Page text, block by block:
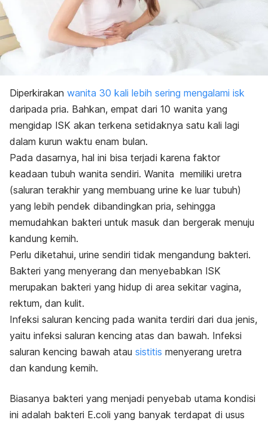
Diperkirakan wanita 30 kali lebih sering mengalami isk
daripada pria. Bahkan, empat dari 10 wanita yang
mengidap ISK akan terkena setidaknya satu kali lagi
dalam kurun waktu enam bulan.
Pada dasarnya, hal ini bisa terjadi karena faktor
keadaan tubuh wanita sendiri. Wanita memiliki uretra
(saluran terakhir yang membuang urine ke luar tubuh)
yang lebih pendek dibandingkan pria, sehingga
memudahkan bakteri untuk masuk dan bergerak menuju
kandung kemih.
Perlu diketahui, urine sendiri tidak mengandung bakteri.
Bakteri yang menyerang dan menyebabkan ISK
merupakan bakteri yang hidup di area sekitar vagina,
rektum, dan kulit.
Infeksi saluran kencing pada wanita terdiri dari dua jenis,
yaitu infeksi saluran kencing atas dan bawah. Infeksi
saluran kencing bawah atau sistitis menyerang uretra
dan kandung kemih.
Biasanya bakteri yang menjadi penyebab utama kondisi
ini adalah bakteri E.coli yang banyak terdapat di usus